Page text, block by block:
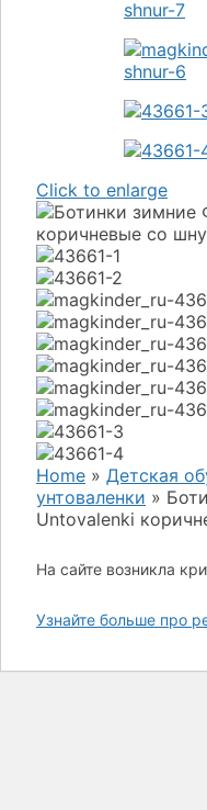
Click to enlarge
Home » Детская
унтоваленки »
Untovalenki
На сайте возникла
Узнайте больше про